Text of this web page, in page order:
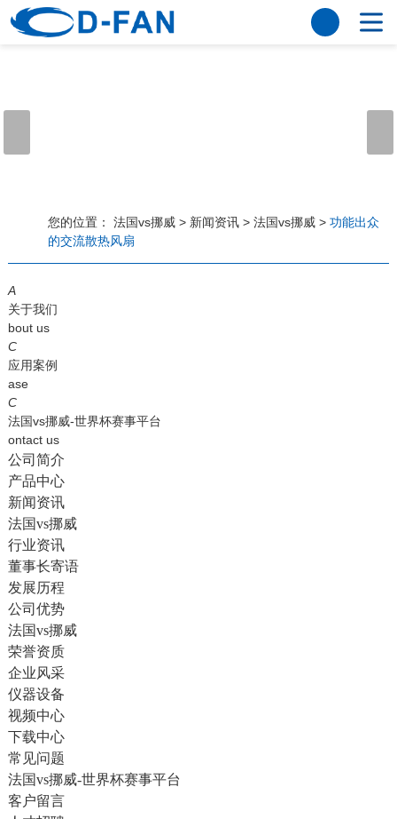
法国vs挪威
应用案例
工程案例
解决方案
新闻资讯
法国vs挪威
行业资讯
常见问题
法国vs挪威-世界杯赛事平台
您的位置： 法国vs挪威> 新闻资讯> 法国vs挪威> 功能出众
的交流散热风扇
A
关于我们
bout us
C
应用案例
ase
C
法国vs挪威-世界杯赛事平台
ontact us
公司简介
产品中心
新闻资讯
法国vs挪威
行业资讯
董事长寄语
发展历程
公司优势
法国vs挪威
荣誉资质
企业风采
仪器设备
视频中心
下载中心
常见问题
法国vs挪威-世界杯赛事平台
客户留言